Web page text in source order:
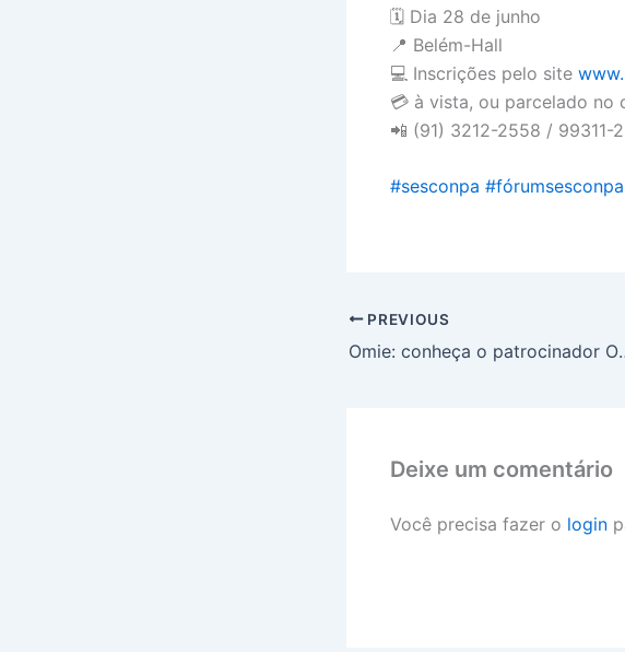
🗓 Dia 28 de junho
📍 Belém-Hall
💻 Inscrições pelo site
💳 à vista, ou parcelado
📲 (91) 3212-2558 / 99311-
#sesconpa #
PREVIOUS
Omie: conheça o
Deixe um comentário
Você precisa fazer o login